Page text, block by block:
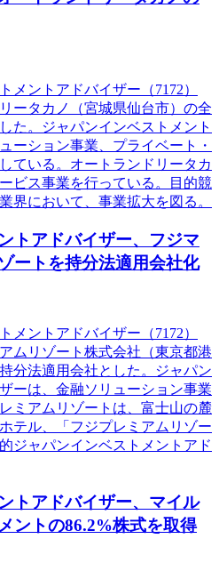
メントアドバイザー（7172）
ータカノ（宮城県仙台市）の全
た。ジャパンインベストメント
ーション事業、プライベート・
ている。オートランドリータカ
ビス事業を行っている。目的競
界において、事業拡大を図る。
トアドバイザー、フジマ
ートを持分法適用会社化
メントアドバイザー（7172）
ムリゾート株式会社（東京都港
分法適用会社とした。ジャパン
ーは、金融ソリューション事業
ミアムリゾートは、富士山の麓
テル、「フジプレミアムリゾー
ジャパンインベストメントアド
トアドバイザー、マイル
ントの86.2%株式を取得